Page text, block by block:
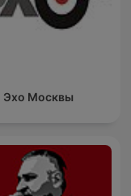
Эхо Москвы